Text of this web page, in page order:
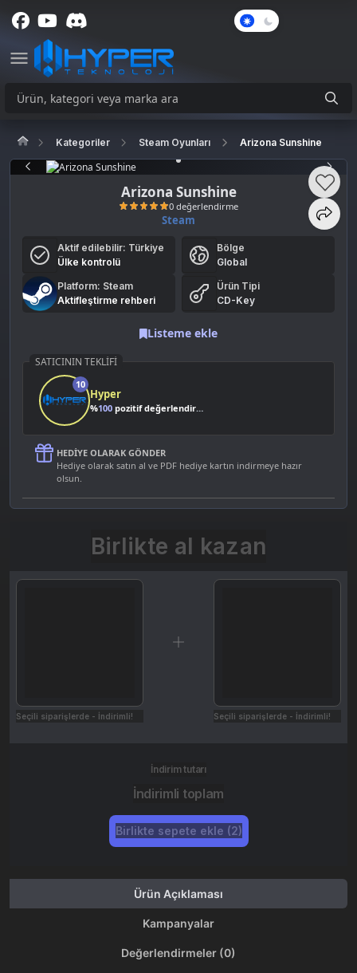
Kategoriler Steam Oyunları Arizona Sunshine
Arizona Sunshine
0 değerlendirme
Steam
Aktif edilebilir: Türkiye
Ülke kontrolü
Bölge
Global
Platform: Steam
Aktifleştirme rehberi
Ürün Tipi
CD-Key
Listeme ekle
SATICININ TEKLIFI
10
Hyper
%100 pozitif değerlendirme
HEDIYE OLARAK GÖNDER
Hediye olarak satın al ve PDF hediye kartın indirmeye hazır
olsun.
Birlikte al kazan
Seçili siparişlerde - İndirimli! Seçili siparişlerde - İndirimli!
İndirim tutarı
İndirimli toplam
Birlikte sepete ekle (2)
Ürün Açıklaması
Kampanyalar
Değerlendirmeler (0)